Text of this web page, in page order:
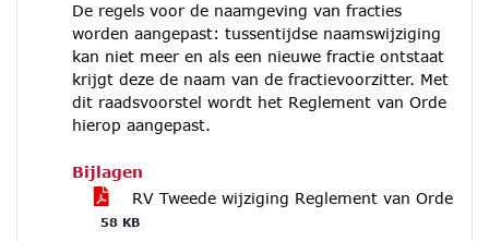
De regels voor de naamgeving van fracties
worden aangepast: tussentijdse naamswijziging
kan niet meer en als een nieuwe fractie ontstaat
krijgt deze de naam van de fractievoorzitter. Met
dit raadsvoorstel wordt het Reglement van Orde
hierop aangepast.
Bijlagen
RV Tweede wijziging Reglement van Orde
58 KB